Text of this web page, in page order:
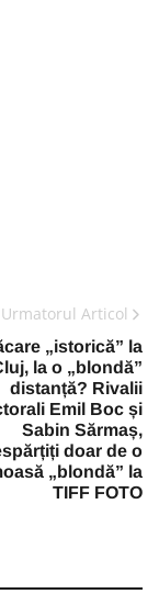
Urmatorul Articol
„istorică” la
la o „blondă”
distanță? Rivalii
Emil Boc și
Sabin Sărmaș,
doar de o
„blondă” la
TIFF FOTO